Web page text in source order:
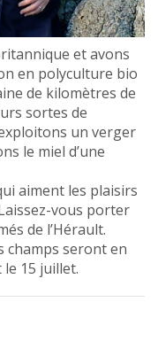
et avons
en polyculture bio
de kilomètres de
sortes de
un verger
le miel d’une
aiment les plaisirs
vous porter
de l’Hérault.
champs seront en
le 15 juillet.